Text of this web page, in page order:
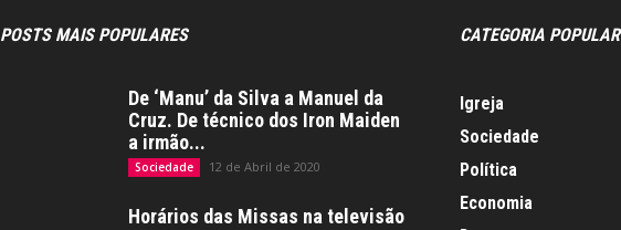
POSTS MAIS POPULARES
De ‘Manu’ da Silva a Manuel da
Cruz. De técnico dos Iron Maiden
a irmão...
Sociedade 12 de Abril de 2020
Horários das Missas na televisão
CATEGORIA POPULAR
Igreja
Sociedade
Política
Economia